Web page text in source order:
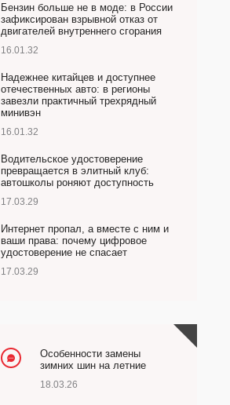
Бензин больше не в моде: в России
зафиксирован взрывной отказ от
двигателей внутреннего сгорания
16.01.32
Надежнее китайцев и доступнее
отечественных авто: в регионы
завезли практичный трехрядный
минивэн
16.01.32
Водительское удостоверение
превращается в элитный клуб:
автошколы роняют доступность
17.03.29
Интернет пропал, а вместе с ним и
ваши права: почему цифровое
удостоверение не спасает
17.03.29
Особенности замены
зимних шин на летние
18.03.26